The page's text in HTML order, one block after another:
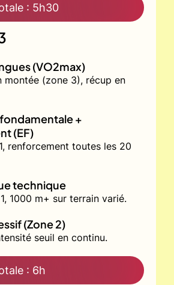
: 5h30
(VO2max)
montée (zone 3), récup en
+
(EF)
renforcement toutes les 20
technique
1000 m+ sur terrain varié.
(Zone 2)
seuil en continu.
: 6h